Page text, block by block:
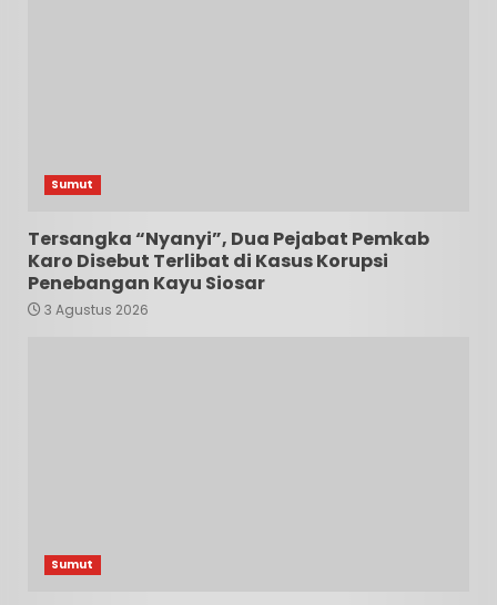
Sumut
Tersangka “Nyanyi”, Dua Pejabat Pemkab
Karo Disebut Terlibat di Kasus Korupsi
Penebangan Kayu Siosar
3 Agustus 2026
Sumut